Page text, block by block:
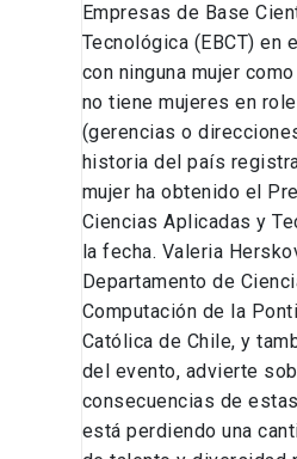
Empresas de Base
Tecnológica (EBCT) en
con ninguna mujer
no tiene mujeres en
(gerencias o
historia del país
mujer ha obtenido el
Ciencias Aplicadas y
la fecha. Valeria
Departamento de
Computación de la
Católica de Chile, y
del evento, advierte
consecuencias de
está perdiendo una